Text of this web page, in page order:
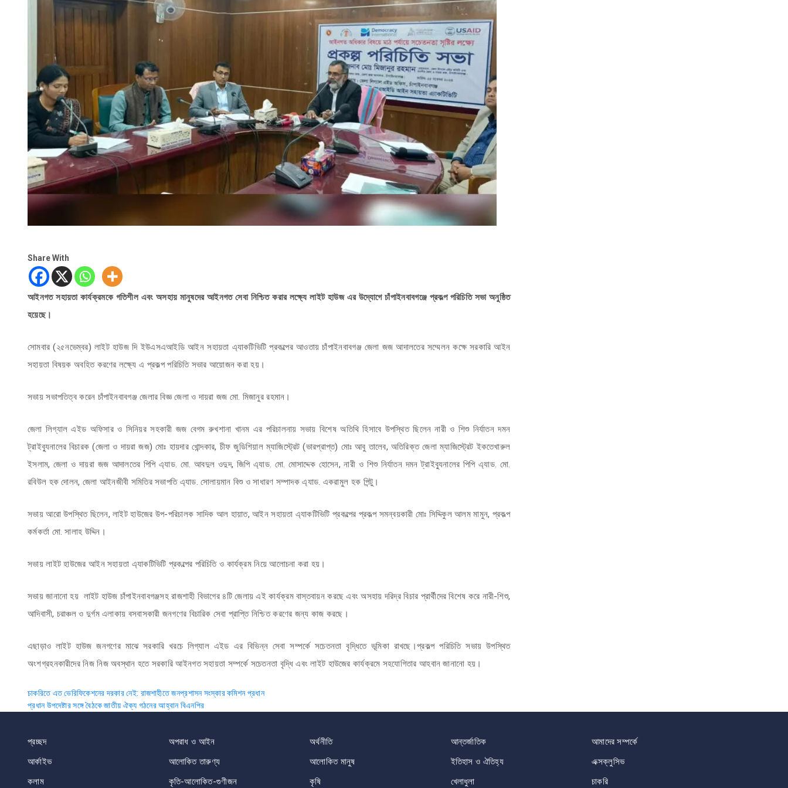
Share With
আইনগত সহায়তা কার্যক্রমকে গতিশীল এবং অসহায় মানুষদের আইনগত সেবা নিশ্চিত করার লক্ষ্যে লাইট হাউজ এর উদ্যোগে চাঁপাইনবাবগঞ্জে প্রকল্প পরিচিতি সভা অনুষ্ঠিত
হয়েছে।
সোমবার (২৫নভেম্বর) লাইট হাউজ দি ইউএসএআইডি আইন সহায়তা এ্যাকটিভিটি প্রকল্পের আওতায় চাঁপাইনবাবগঞ্জ জেলা জজ আদালতের সম্মেলন কক্ষে সরকারি আইন
সহায়তা বিষয়ক অবহিত করণের লক্ষ্যে এ প্রকল্প পরিচিতি সভার আয়োজন করা হয়।
সভায় সভাপতিত্ব করেন চাঁপাইনবাবগঞ্জ জেলার বিজ্ঞ জেলা ও দায়রা জজ মো. মিজানুর রহমান।
জেলা লিগ্যাল এইড অফিসার ও সিনিয়র সহকারী জজ বেগম রুখশানা খানম এর পরিচালনায় সভায় বিশেষ অতিথি হিসাবে উপস্থিত ছিলেন নারী ও শিশু নির্যাতন দমন
ট্রাইব্যুনালের বিচারক (জেলা ও দায়রা জজ) মোঃ হায়দার খোন্দকার, চীফ জুডিশিয়াল ম্যাজিস্ট্রেট (ভারপ্রাপ্ত) মোঃ আবু তালেব, অতিরিক্ত জেলা ম্যাজিস্ট্রেট ইকতেখারুল
ইসলাম, জেলা ও দায়রা জজ আদালতের পিপি এ্যাড. মো. আবদুল ওদুদ, জিপি এ্যাড. মো. মোসাদ্দেক হোসেন, নারী ও শিশু নির্যাতন দমন ট্রাইব্যুনালের পিপি এ্যাড. মো.
রবিউল হক দোলন, জেলা আইনজীবী সমিতির সভাপতি এ্যাড. সোলায়মান বিশু ও সাধারণ সম্পাদক এ্যাড. একরামুল হক পিন্টু।
সভায় আরো উপস্থিত ছিলেন, লাইট হাউজের উপ-পরিচালক সাদিক আল হায়াত, আইন সহায়তা এ্যাকটিভিটি প্রকল্পের প্রকল্প সমন্বয়কারী মোঃ সিদ্দিকুল আলম মামুন, প্রকল্প
কর্মকর্তা মো. সালাহ উদ্দিন।
সভায় লাইট হাউজের আইন সহায়তা এ্যাকটিভিটি প্রকল্পের পরিচিতি ও কার্যক্রম নিয়ে আলোচনা করা হয়।
সভায় জানানো হয় লাইট হাউজ চাঁপাইনবাবগঞ্জসহ রাজশাহী বিভাগের ৪টি জেলায় এই কার্যক্রম বাস্তবায়ন করছে এবং অসহায় দরিদ্র বিচার প্রার্থীদের বিশেষ করে নারী-শিশু,
আদিবাসী, চরাঞ্চল ও দুর্গম এলাকায় বসবাসকারী জনগণের বিচারিক সেবা প্রাপ্তি নিশ্চিত করণের জন্য কাজ করছে।
এছাড়াও লাইট হাউজ জনগণের মাঝে সরকারি খরচে লিগ্যাল এইড এর বিভিন্ন সেবা সম্পর্কে সচেতনতা বৃদ্ধিতে ভূমিকা রাখছে।প্রকল্প পরিচিতি সভায় উপস্থিত
অংশগ্রহনকারীদের নিজ নিজ অবস্থান হতে সরকারি আইনগত সহায়তা সম্পর্কে সচেতনতা বৃদ্ধি এবং লাইট হাউজের কার্যক্রমে সহযোগিতার আহবান জানানো হয়।
Post
navigation
চাকরিতে এত ভেরিফিকেশনের দরকার নেই: রাজশাহীতে জনপ্রশাসন সংস্কার কমিশন প্রধান
প্রধান উপদেষ্টার সঙ্গে বৈঠকে জাতীয় ঐক্য গঠনের আহ্বান বিএনপির
প্রচ্ছদ অপরাধ ও আইন অর্থনীতি আন্তর্জাতিক
আমাদের সম্পর্কে
আর্কাইভ
আলোকিত তারুণ্য আলোকিত মানুষ ইতিহাস ও ঐতিহ্য
এক্সক্লুসিভ
কলাম
কৃতি-আলোকিত-গুণীজন কৃষি খেলাধুলা চাকরি